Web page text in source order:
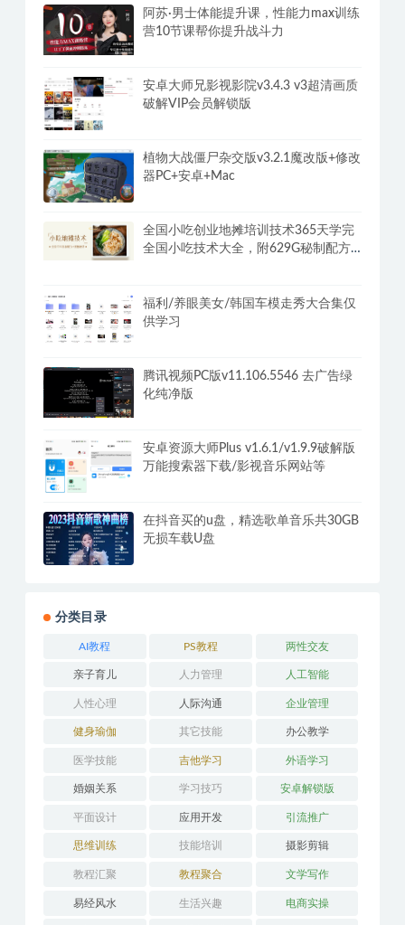
阿苏·男士体能提升课，性能力max训练
营10节课帮你提升战斗力
安卓大师兄影视影院v3.4.3 v3超清画质
破解VIP会员解锁版
植物大战僵尸杂交版v3.2.1魔改版+修改
器PC+安卓+Mac
全国小吃创业地摊培训技术365天学完
全国小吃技术大全，附629G秘制配方
福利/养眼美女/韩国车模走秀大合集仅
供学习
腾讯视频PC版v11.106.5546 去广告绿
化纯净版
安卓资源大师Plus v1.6.1/v1.9.9破解版
万能搜索器下载/影视音乐网站等
在抖音买的u盘，精选歌单音乐共30GB
无损车载U盘
分类目录
AI教程 PS教程 两性交友
亲子育儿 人力管理 人工智能
人性心理 人际沟通 企业管理
健身瑜伽 其它技能 办公教学
医学技能 吉他学习 外语学习
婚姻关系 学习技巧 安卓解锁版
平面设计 应用开发 引流推广
思维训练 技能培训 摄影剪辑
教程汇聚 教程聚合 文学写作
易经风水 生活兴趣 电商实操